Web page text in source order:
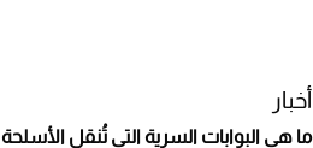
أخبار
ما هي البوابات السرية التي تُنقل الأسلحة